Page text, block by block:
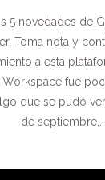
5 novedades de
Toma nota y
a esta
Workspace fue
que se pudo
de septiembre,...